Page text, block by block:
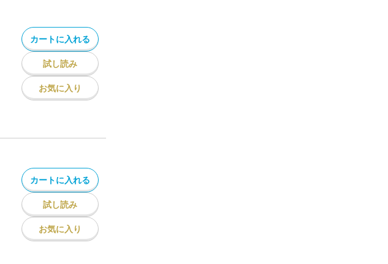
カートに入れる
試し読み
お気に入り
カートに入れる
試し読み
お気に入り